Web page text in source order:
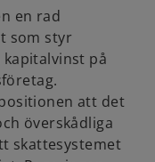
en rad
som styr
på
att det
överskådliga
skattesystemet